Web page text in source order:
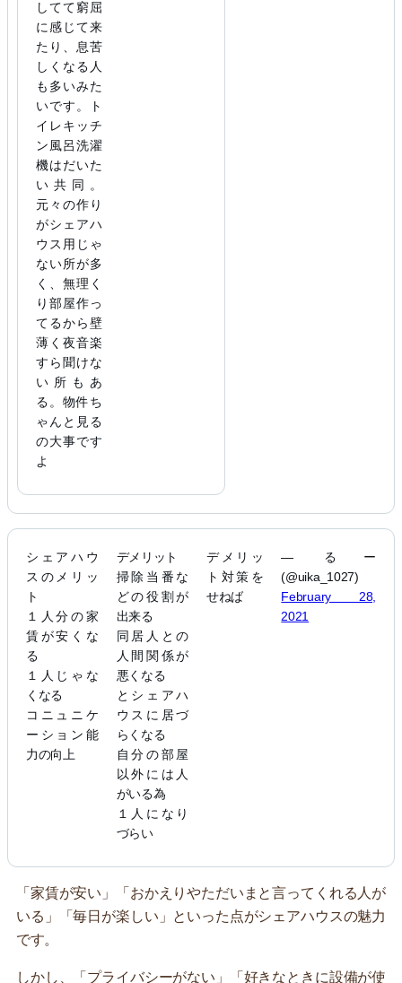
してて窮屈
に感じて来
たり、息苦
しくなる人
も多いみた
いです。ト
イレキッチ
ン風呂洗濯
機はだいた
い共同。
元々の作り
がシェアハ
ウス用じゃ
ない所が多
く、無理く
り部屋作っ
てるから壁
薄く夜音楽
すら聞けな
い所もあ
る。物件ち
ゃんと見る
の大事です
よ
シェアハウ
スのメリッ
ト
１人分の家
賃が安くな
る
１人じゃな
くなる
コニュニケ
ーション能
力の向上
デメリット
掃除当番な
どの役割が
出来る
同居人との
人間関係が
悪くなる
とシェアハ
ウスに居づ
らくなる
自分の部屋
以外には人
がいる為
１人になり
づらい
デメリッ
ト対策を
せねば
— るー
(@uika_1027)
February 28,
2021
「家賃が安い」「おかえりやただいまと言ってくれる人が
いる」「毎日が楽しい」といった点がシェアハウスの魅力
です。
しかし、「プライバシーがない」「好きなときに設備が使